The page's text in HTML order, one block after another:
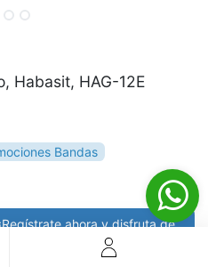
Habasit, HAG-12E
Bandas
ahora y disfruta de
en tus compras! 🚀